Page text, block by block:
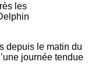
depuis le matin du
journée tendue